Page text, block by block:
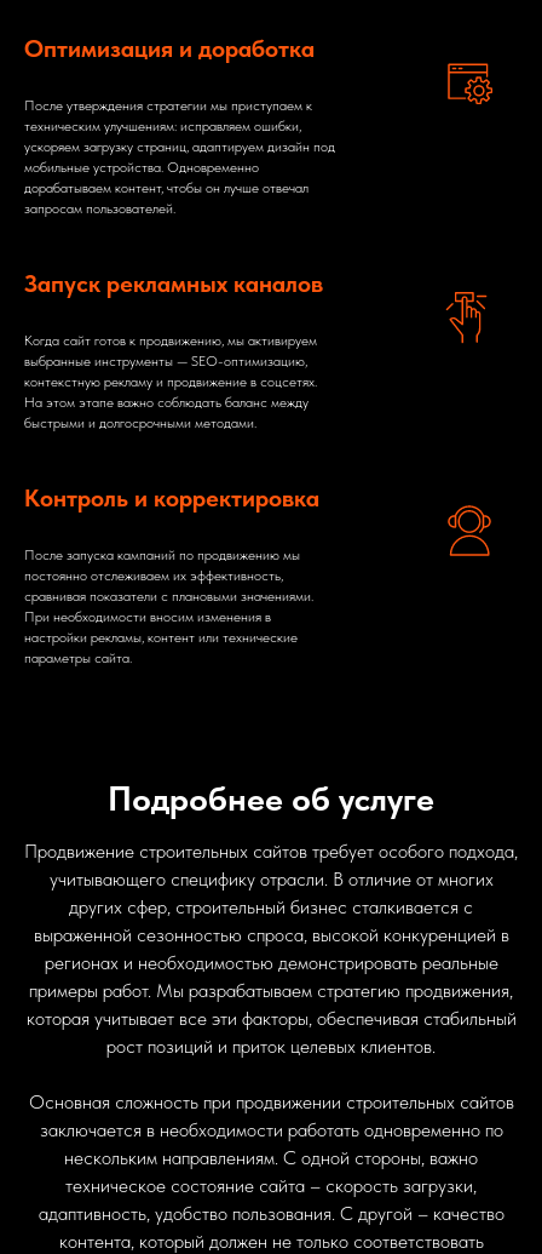
Оптимизация и доработка
После утверждения стратегии мы приступаем к
техническим улучшениям: исправляем ошибки,
ускоряем загрузку страниц, адаптируем дизайн под
мобильные устройства. Одновременно
дорабатываем контент, чтобы он лучше отвечал
запросам пользователей.
Запуск рекламных каналов
Когда сайт готов к продвижению, мы активируем
выбранные инструменты — SEO-оптимизацию,
контекстную рекламу и продвижение в соцсетях.
На этом этапе важно соблюдать баланс между
быстрыми и долгосрочными методами.
Контроль и корректировка
После запуска кампаний по продвижению мы
постоянно отслеживаем их эффективность,
сравнивая показатели с плановыми значениями.
При необходимости вносим изменения в
настройки рекламы, контент или технические
параметры сайта.
Подробнее об услуге
Продвижение строительных сайтов требует особого подхода,
учитывающего специфику отрасли. В отличие от многих
других сфер, строительный бизнес сталкивается с
выраженной сезонностью спроса, высокой конкуренцией в
регионах и необходимостью демонстрировать реальные
примеры работ. Мы разрабатываем стратегию продвижения,
которая учитывает все эти факторы, обеспечивая стабильный
рост позиций и приток целевых клиентов.
Основная сложность при продвижении строительных сайтов
заключается в необходимости работать одновременно по
нескольким направлениям. С одной стороны, важно
техническое состояние сайта – скорость загрузки,
адаптивность, удобство пользования. С другой – качество
контента, который должен не только соответствовать